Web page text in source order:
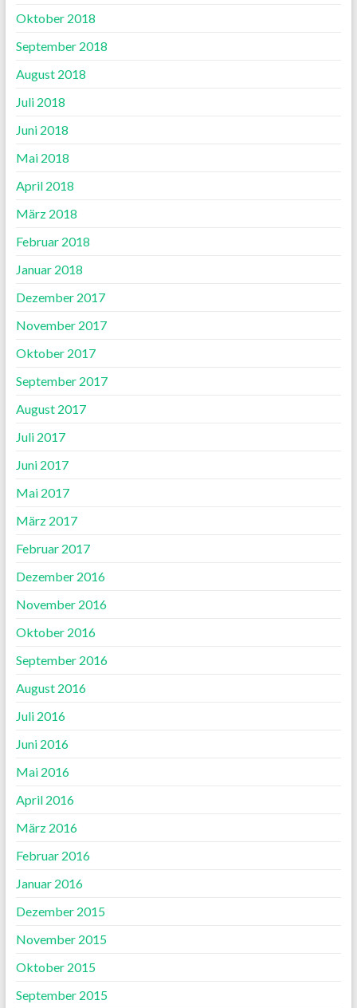
Oktober 2018
September 2018
August 2018
Juli 2018
Juni 2018
Mai 2018
April 2018
März 2018
Februar 2018
Januar 2018
Dezember 2017
November 2017
Oktober 2017
September 2017
August 2017
Juli 2017
Juni 2017
Mai 2017
März 2017
Februar 2017
Dezember 2016
November 2016
Oktober 2016
September 2016
August 2016
Juli 2016
Juni 2016
Mai 2016
April 2016
März 2016
Februar 2016
Januar 2016
Dezember 2015
November 2015
Oktober 2015
September 2015